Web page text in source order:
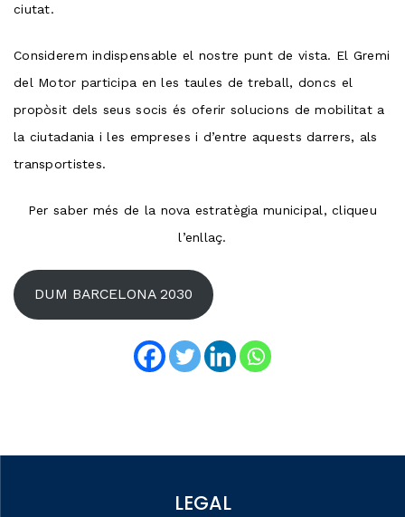
ciutat.
Considerem indispensable el nostre punt de vista. El Gremi
del Motor participa en les taules de treball, doncs el
propòsit dels seus socis és oferir solucions de mobilitat a
la ciutadania i les empreses i d’entre aquests darrers, als
transportistes.
Per saber més de la nova estratègia municipal, cliqueu
l’enllaç.
DUM BARCELONA 2030
LEGAL